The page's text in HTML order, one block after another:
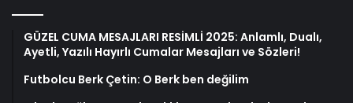
GÜZEL CUMA MESAJLARI RESİMLİ 2025: Anlamlı, Dualı,
Ayetli, Yazılı Hayırlı Cumalar Mesajları ve Sözleri!
Futbolcu Berk Çetin: O Berk ben değilim